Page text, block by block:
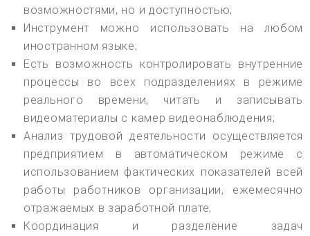
возможностями, но и доступностью;
Инструмент можно использовать на любом
иностранном языке;
Есть возможность контролировать внутренние
процессы во всех подразделениях в режиме
реального времени, читать и записывать
видеоматериалы с камер видеонаблюдения;
Анализ трудовой деятельности осуществляется
предприятием в автоматическом режиме с
использованием фактических показателей всей
работы работников организации, ежемесячно
отражаемых в заработной плате;
Координация и разделение задач